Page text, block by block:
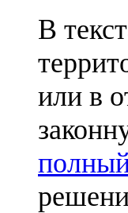
В
или в